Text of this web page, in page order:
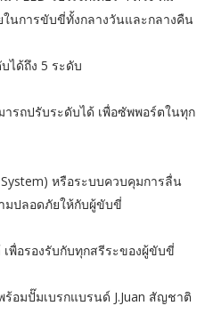
นการขับขี่ทั้งกลางวันและกลางคืน
ได้ถึง 5 ระดับ
รถปรับระดับได้ เพื่อซัพพอร์ตในทุก
หรือระบบควบคุมการลื่น
มปลอดภัยให้กับผู้ขับขี่
พื่อรองรับกับทุกสรีระของผู้ขับขี่
อมปั๊มเบรกแบรนด์ J.Juan สัญชาติ